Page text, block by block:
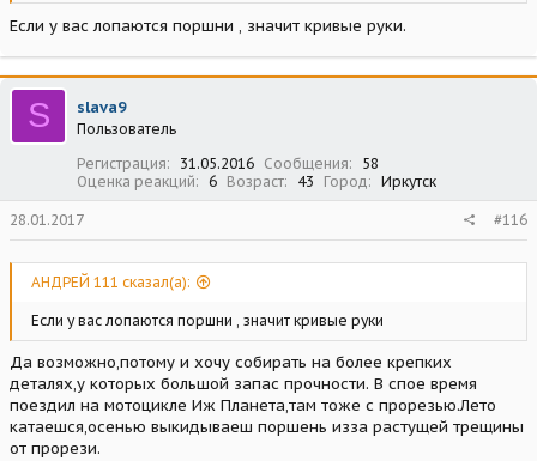
Если у вас лопаются поршни , значит кривые руки.
S slava9
Пользователь
Регистрация
31.05.2016 Сообщения
58
Оценка реакций
6 Возраст 43 Город Иркутск
28.01.2017 #116
АНДРЕЙ 111 сказал(а):
Если у вас лопаются поршни , значит кривые руки
Да возможно,потому и хочу собирать на более крепких
деталях,у которых большой запас прочности. В спое время
поездил на мотоцикле Иж Планета,там тоже с прорезью.Лето
катаешся,осенью выкидываеш поршень изза растущей трещины
от прорези.